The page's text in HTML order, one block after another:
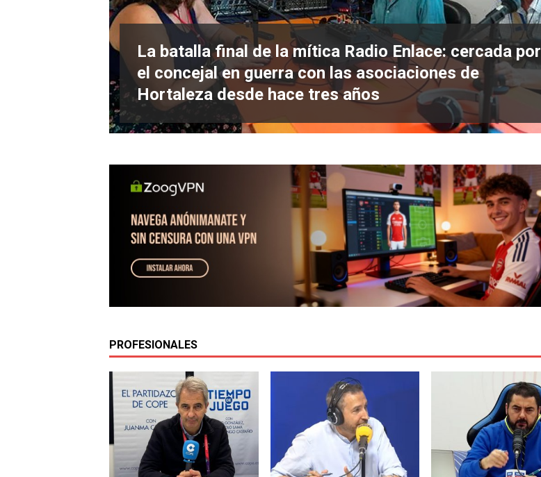
La batalla final de la mítica Radio Enlace: cercada por
el concejal en guerra con las asociaciones de
Hortaleza desde hace tres años
PROFESIONALES